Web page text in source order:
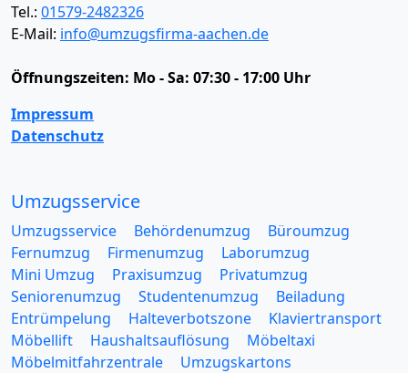
Tel.: 01579-2482326
E-Mail: info@umzugsfirma-aachen.de
Öffnungszeiten: Mo - Sa: 07:30 - 17:00 Uhr
Impressum
Datenschutz
Umzugsservice
Umzugsservice Behördenumzug
Büroumzug
Fernumzug
Firmenumzug
Laborumzug
Mini Umzug
Praxisumzug
Privatumzug
Seniorenumzug
Studentenumzug
Beiladung
Entrümpelung
Halteverbotszone
Klaviertransport
Möbellift
Haushaltsauflösung
Möbeltaxi
Möbelmitfahrzentrale
Umzugskartons